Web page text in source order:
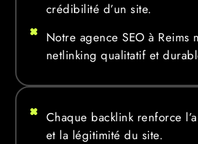
crédibilité d’un site.
Notre agence SEO à Reims
netlinking qualitatif et
Chaque backlink renforce
et la légitimité du site.